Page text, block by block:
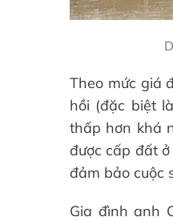
Theo mức giá
hồi (đặc biệt
thấp hơn khá
được cấp đất
đảm bảo cuộc
Gia đình anh